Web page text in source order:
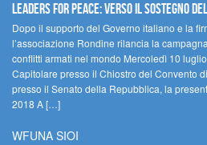
Leaders for peace: verso il sostegno
Dopo il supporto del Governo italiano e la
l’associazione Rondine rilancia la
conflitti armati nel mondo Mercoledì 10
Capitolare presso il Chiostro del Convento
presso il Senato della Repubblica, la
2018 A […]
WFUNA SIOI